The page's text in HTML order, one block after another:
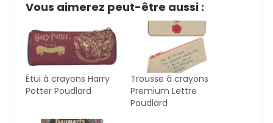
Vous aimerez peut-être aussi :
Étui à crayons Harry
Potter Poudlard
Trousse à crayons
Premium Lettre
Poudlard